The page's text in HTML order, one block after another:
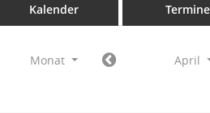
Kalender Termine
Monat April